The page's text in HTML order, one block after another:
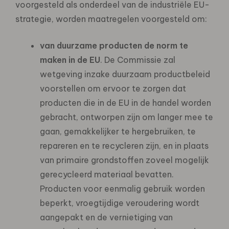
voorgesteld als onderdeel van de industriële EU-
strategie, worden maatregelen voorgesteld om:
van duurzame producten de norm te
maken in de EU. De Commissie zal
wetgeving inzake duurzaam productbeleid
voorstellen om ervoor te zorgen dat
producten die in de EU in de handel worden
gebracht, ontworpen zijn om langer mee te
gaan, gemakkelijker te hergebruiken, te
repareren en te recycleren zijn, en in plaats
van primaire grondstoffen zoveel mogelijk
gerecycleerd materiaal bevatten.
Producten voor eenmalig gebruik worden
beperkt, vroegtijdige veroudering wordt
aangepakt en de vernietiging van